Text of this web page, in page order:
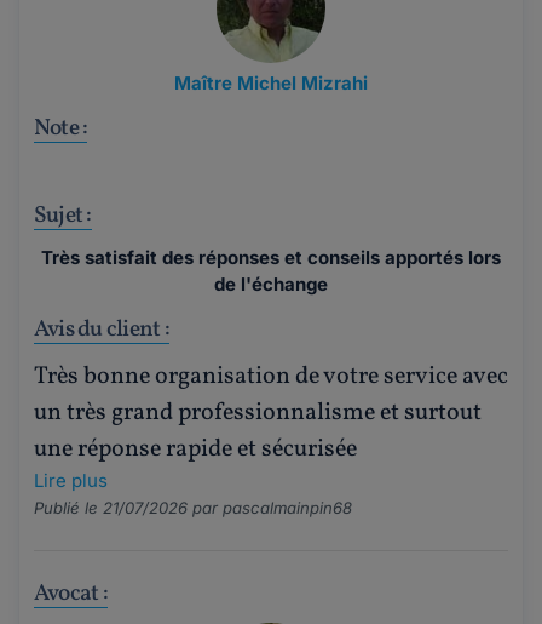
Maître Michel Mizrahi
Note :
Sujet :
Très satisfait des réponses et conseils apportés lors
de l'échange
Avis du client :
Très bonne organisation de votre service avec
un très grand professionnalisme et surtout
une réponse rapide et sécurisée
Lire plus
Publié le 21/07/2026 par pascalmainpin68
Avocat :